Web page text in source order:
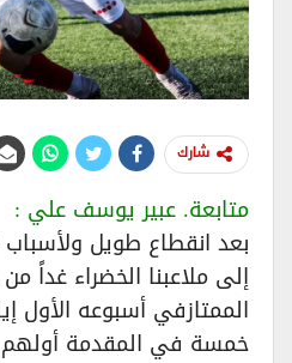
شارك
متابعة. عبير يوسف علي :
بعد انقطاع طويل ولأسباب
إلى ملاعبنا الخضراء غداً
الممتازفي أسبوعه الأول
خمسة في المقدمة أولهم